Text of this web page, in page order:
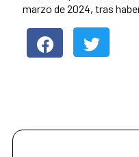
marzo de 2024, tras